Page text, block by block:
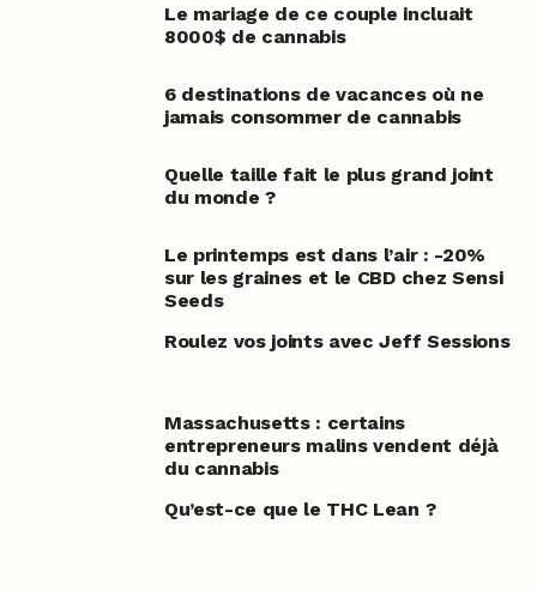
Le mariage de ce couple incluait
8000$ de cannabis
6 destinations de vacances où ne
jamais consommer de cannabis
Quelle taille fait le plus grand joint
du monde ?
Le printemps est dans l’air : -20%
sur les graines et le CBD chez Sensi
Seeds
Roulez vos joints avec Jeff Sessions
Massachusetts : certains
entrepreneurs malins vendent déjà
du cannabis
Qu’est-ce que le THC Lean ?